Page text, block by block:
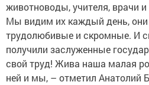
животноводы, учителя, врачи
Мы видим их каждый день,
трудолюбивые и скромные. И
получили заслуженные
свой труд! Жива наша малая
ней и мы, – отметил Анатолий